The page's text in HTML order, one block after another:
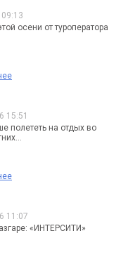
осени от туроператора
15:51
полететь на отдых во
11:07
«ИНТЕРСИТИ»